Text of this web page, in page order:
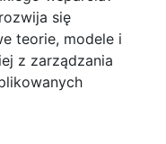
się
teorie, modele i
z zarządzania